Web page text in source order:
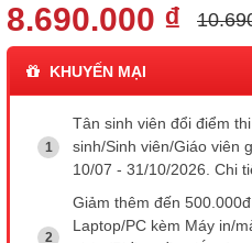
8.690.000 ₫
KHUYẾN MẠI
Tân sinh viên đổi điểm
sinh/Sinh viên/Giáo viên
10/07 - 31/10/2026. Chi
Giảm thêm đến
Laptop/PC kèm Máy in/